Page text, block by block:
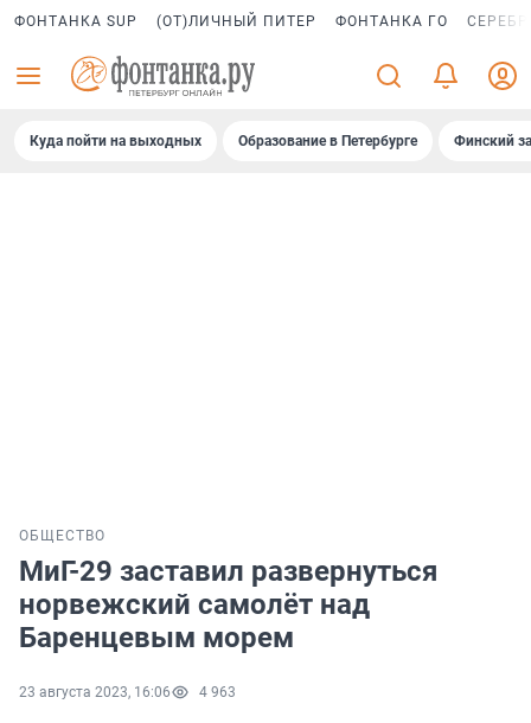
ФОНТАНКА SUP (ОТ)ЛИЧНЫЙ ПИТЕР ФОНТАНКА ГО
Куда пойти на выходных Образование в Петербурге Финский
ОБЩЕСТВО
МиГ-29 заставил развернуться
норвежский самолёт над
Баренцевым морем
23 августа 2023, 16:06 4 963